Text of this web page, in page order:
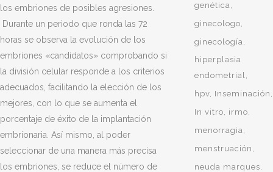
los embriones de posibles agresiones.
Durante un periodo que ronda las 72
horas se observa la evolución de los
embriones «candidatos» comprobando si
la división celular responde a los criterios
adecuados, facilitando la elección de los
mejores, con lo que se aumenta el
porcentaje de éxito de la implantación
embrionaria. Así mismo, al poder
seleccionar de una manera más precisa
los embriones, se reduce el número de
genética
ginecologo
ginecología
hiperplasia
endometrial
hpv
Inseminación
In vitro
irmo
menorragia
menstruación
neuda marques